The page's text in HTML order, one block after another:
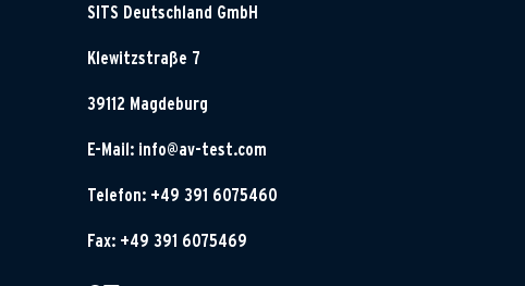
SITS Deutschland GmbH
Klewitzstraße 7
39112 Magdeburg
E-Mail: info@av-test.com
Telefon: +49 391 6075460
Fax: +49 391 6075469